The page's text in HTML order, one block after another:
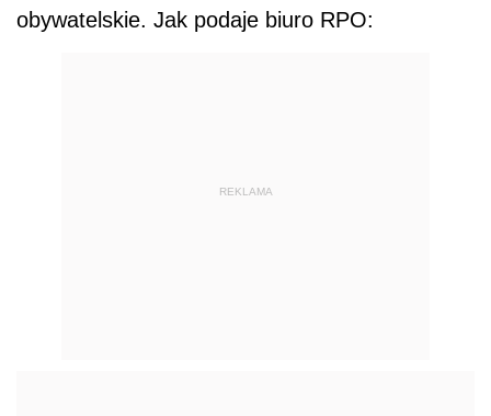
obywatelskie. Jak podaje biuro RPO:
REKLAMA